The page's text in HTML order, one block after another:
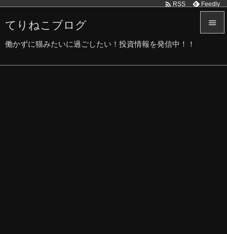
てりねこブログ
働かずに猫みたいに過ごしたい！投資情報を発信中！！

 RSS Feedly